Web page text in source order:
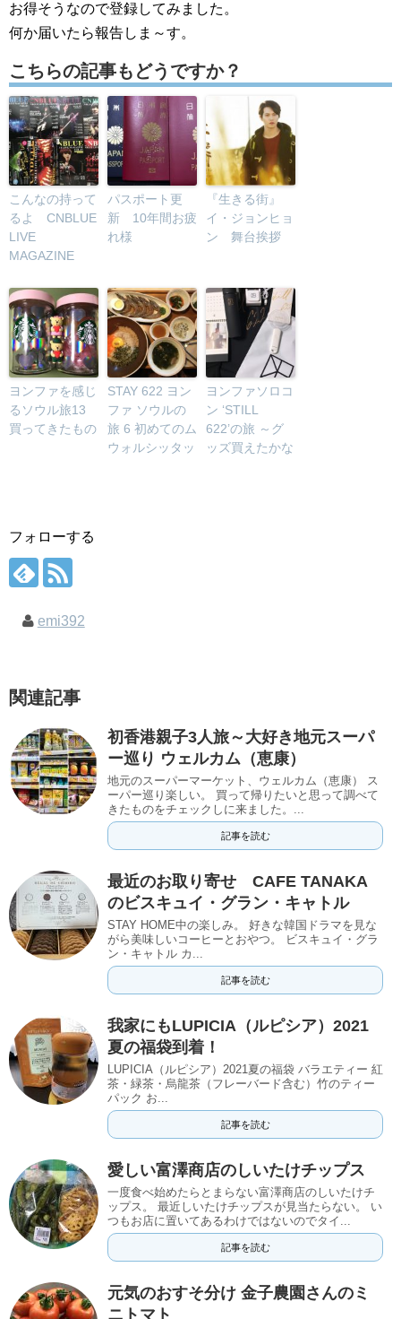
お得そうなので登録してみました。
何か届いたら報告しま～す。
こちらの記事もどうですか？
こんなの持って
るよ CNBLUE
LIVE
MAGAZINE
パスポート更
新 10年間お疲
れ様
『生きる街』
イ・ジョンヒョ
ン 舞台挨拶
ヨンファを感じ
るソウル旅13
買ってきたもの
STAY 622 ヨン
ファ ソウルの
旅 6 初めてのム
ウォルシッタッ
ヨンファソロコ
ン ‘STILL
622’の旅 ～グ
ッズ買えたかな
フォローする
emi392
関連記事
初香港親子3人旅～大好き地元スーパ
ー巡り ウェルカム（恵康）
地元のスーパーマーケット、ウェルカム（恵康） ス
ーパー巡り楽しい。 買って帰りたいと思って調べて
きたものをチェックしに来ました。...
記事を読む
最近のお取り寄せ CAFE TANAKA
のビスキュイ・グラン・キャトル
STAY HOME中の楽しみ。 好きな韓国ドラマを見な
がら美味しいコーヒーとおやつ。 ビスキュイ・グラ
ン・キャトル カ...
記事を読む
我家にもLUPICIA（ルピシア）2021
夏の福袋到着！
LUPICIA（ルピシア）2021夏の福袋 バラエティー 紅
茶・緑茶・烏龍茶（フレーバード含む）竹のティー
パック お...
記事を読む
愛しい富澤商店のしいたけチップス
一度食べ始めたらとまらない富澤商店のしいたけチ
ップス。 最近しいたけチップスが見当たらない。 い
つもお店に置いてあるわけではないのでタイ...
記事を読む
元気のおすそ分け 金子農園さんのミ
ニトマト